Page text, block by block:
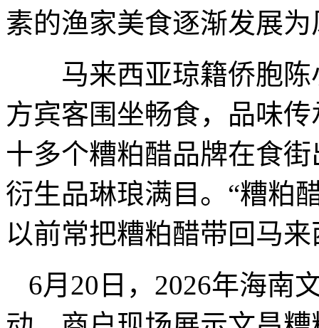
素的渔家美食逐渐发展
马来西亚琼籍侨胞陈
方宾客围坐畅食，品味
十多个糟粕醋品牌在食
衍生品琳琅满目。“糟粕
以前常把糟粕醋带回马
6月20日，2026年海南